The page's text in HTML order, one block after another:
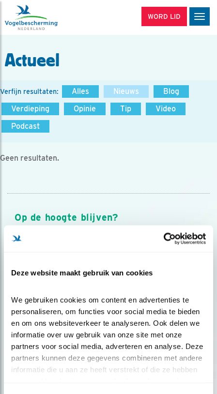
Deze website maakt gebruik van cookies
We gebruiken cookies om content en advertenties te
personaliseren, om functies voor social media te bieden
en om ons websiteverkeer te analyseren. Ook delen we
informatie over uw gebruik van onze site met onze
partners voor social media, adverteren en analyse. Deze
partners kunnen deze gegevens combineren met andere
informatie die u aan ze heeft verstrekt of die ze hebben
WORD LID
Actueel
Verfijn resultaten: Alles Nieuws
Blog
Verdieping
Opinie Tip
Video
Podcast
Geen resultaten.
Op de hoogte blijven?
Meld je aan en ontvang nieuws, inspiratie, acties en tips
over vogels en activiteiten van Vogelbescherming.